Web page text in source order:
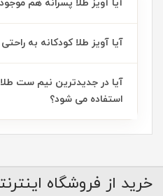
انواع آویز طلا
او انتخابی مناسب را داشته باشید.
آیا آویز طلا پسرانه هم
آیا آویز طلا کودکانه به
آیا در جدیدترین نیم ست
استفاده می شود؟
خرید از فروشگاه